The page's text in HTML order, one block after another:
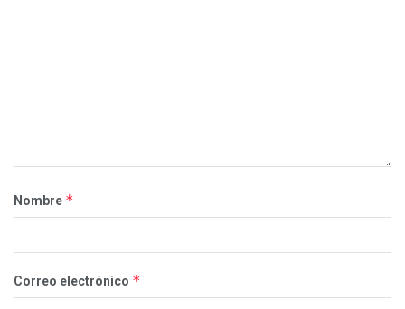
Nombre *
Correo electrónico *